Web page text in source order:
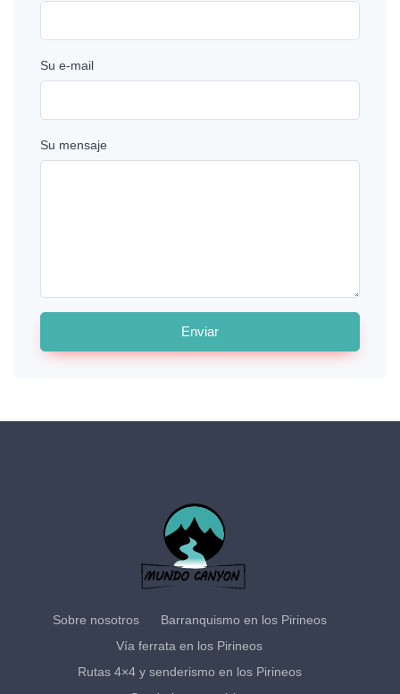
Su e-mail
Su mensaje
Enviar
Sobre nosotros
Barranquismo en los Pirineos
Vía ferrata en los Pirineos
Rutas 4×4 y senderismo en los Pirineos